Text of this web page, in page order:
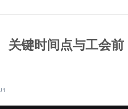
关键时间点与工会前